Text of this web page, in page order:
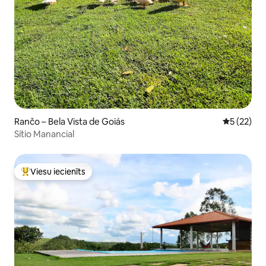
Rančo – Bela Vista de Goiás Vidējais
5 (22)
Sítio Manancial
Populārs viesu iecienīts mājoklis
Viesu iecienīts